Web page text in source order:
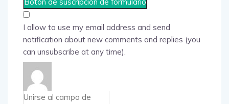
I allow to use my email address and send
notification about new comments and replies (you
can unsubscribe at any time).